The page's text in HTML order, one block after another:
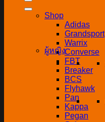
Shop
Adidas
Grandsport
Warrix
Converse
FBT
Breaker
BCS
Flyhawk
Pan
Kappa
Pegan
ผู้หญิง